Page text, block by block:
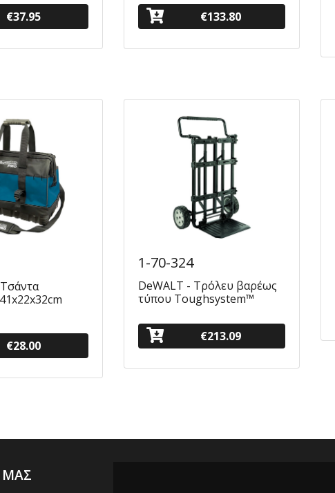
€37.95 €133.80
€28.00
1-70-324
DeWALT - Τρόλευ βαρέως
τύπου Toughsystem™
€213.09
ΜΑΣ